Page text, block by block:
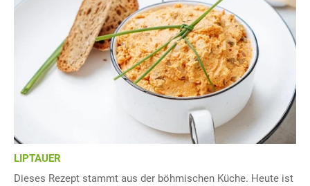
LIPTAUER
Dieses Rezept stammt aus der böhmischen Küche. Heute ist